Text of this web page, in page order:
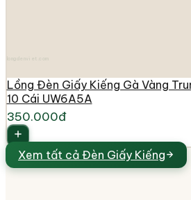
Lồng Đèn Giấy Kiếng Gà Vàng
10 Cái UW6A5A
350.000đ
Xem tất cả Đèn Giấy Kiếng